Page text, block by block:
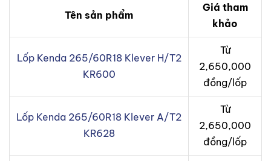
Tên sản phẩm
Giá tham
khảo
Lốp Kenda 265/60R18 Klever H/T2
KR600
Từ
2,650,000
đồng/lốp
Lốp Kenda 265/60R18 Klever A/T2
KR628
Từ
2,650,000
đồng/lốp